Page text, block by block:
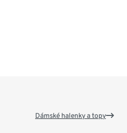
Dámské halenky a topy